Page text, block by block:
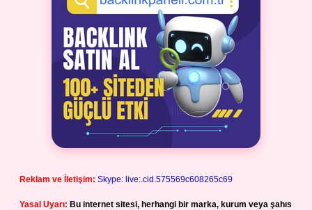
Reklam ve İletişim: Skype: live:.cid.575569c608265c69
Yasal Uyarı: Bu internet sitesi, herhangi bir marka, kurum veya şahıs